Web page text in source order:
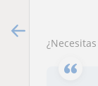
¿Necesitas